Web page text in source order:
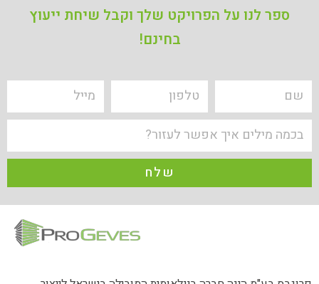
ספר לנו על הפרויקט שלך וקבל שיחת ייעוץ
בחינם!
שלח